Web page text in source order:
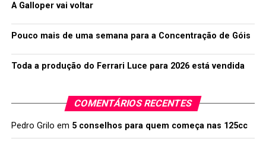
A Galloper vai voltar
Pouco mais de uma semana para a Concentração de Góis
Toda a produção do Ferrari Luce para 2026 está vendida
COMENTÁRIOS RECENTES
Pedro Grilo em 5 conselhos para quem começa nas 125cc